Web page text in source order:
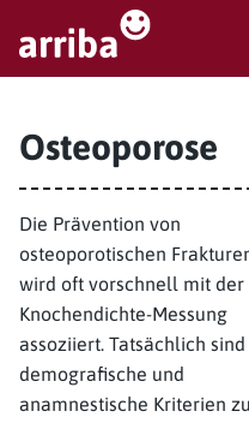
Osteoporose
Die Prävention von
osteoporotischen
wird oft vorschnell mit der
Knochendichte-Messung
assoziiert. Tatsächlich sind
demografische und
anamnestische Kriterien zu